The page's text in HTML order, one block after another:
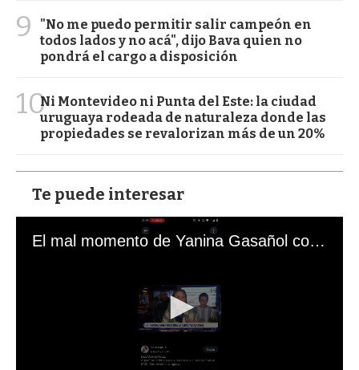
9
"No me puedo permitir salir campeón en
todos lados y no acá", dijo Bava quien no
pondrá el cargo a disposición
10Ni Montevideo ni Punta del Este: la ciudad
uruguaya rodeada de naturaleza donde las
propiedades se revalorizan más de un 20%
Te puede interesar
El mal momento de Yanina Gasañol con un hincha argentino en "Subrayado"